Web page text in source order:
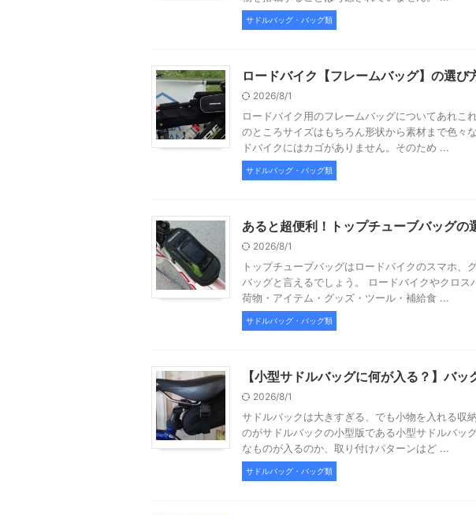
サドルバッグ・バッグ類
ロードバイク【フレームバッグ】の選び
2026/8/1
ロードバイク用のフレームバッグについてあれこ
のところサイズはもちろん形状から素材まで色々
ドバイクにはカゴがありません。そのため ...
サドルバッグ・バッグ類
あると超便利！トップチューブバッグの
2026/8/1
トップチューブバッグはロードバイクのスマホ、
バッグと言えるでしょう。 ロードバイクやクロ
荷物・アイテム・グッズ・ツール・補給食 ...
サドルバッグ・バッグ類
【小型サドルバッグに何が入る？】バ
2026/8/1
サドルバックは大きすぎる、でも小物を入れる収
のがサドルバックの小型版である小型サドルバッ
なものが入るのか、取り付けパターンはど ...
サドルバッグ・バッグ類